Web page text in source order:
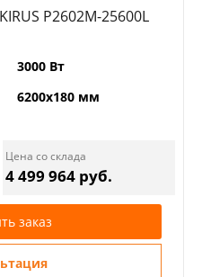
P2602M-25600L
3000 Вт
6200х180 мм
Цена со склада
4 499 964 руб.
заказ